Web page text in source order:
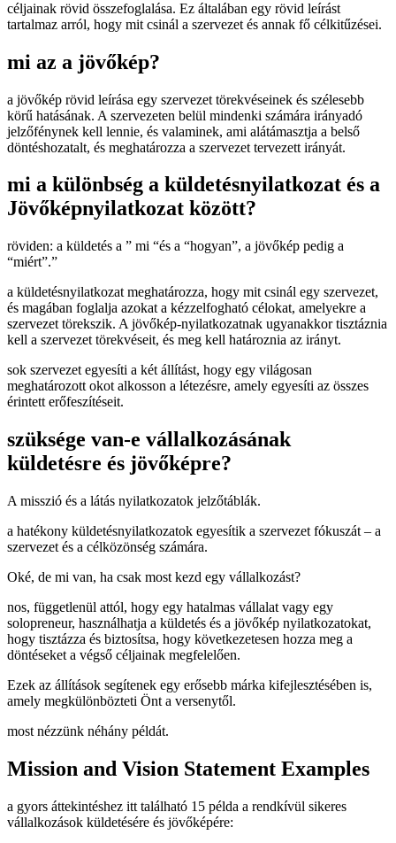
céljainak rövid összefoglalása. Ez általában egy rövid leírást
tartalmaz arról, hogy mit csinál a szervezet és annak fő célkitűzései.
mi az a jövőkép?
a jövőkép rövid leírása egy szervezet törekvéseinek és szélesebb
körű hatásának. A szervezeten belül mindenki számára irányadó
jelzőfénynek kell lennie, és valaminek, ami alátámasztja a belső
döntéshozatalt, és meghatározza a szervezet tervezett irányát.
mi a különbség a küldetésnyilatkozat és a
Jövőképnyilatkozat között?
röviden: a küldetés a ” mi “és a “hogyan”, a jövőkép pedig a
“miért”.”
a küldetésnyilatkozat meghatározza, hogy mit csinál egy szervezet,
és magában foglalja azokat a kézzelfogható célokat, amelyekre a
szervezet törekszik. A jövőkép-nyilatkozatnak ugyanakkor tisztáznia
kell a szervezet törekvéseit, és meg kell határoznia az irányt.
sok szervezet egyesíti a két állítást, hogy egy világosan
meghatározott okot alkosson a létezésre, amely egyesíti az összes
érintett erőfeszítéseit.
szüksége van-e vállalkozásának
küldetésre és jövőképre?
A misszió és a látás nyilatkozatok jelzőtáblák.
a hatékony küldetésnyilatkozatok egyesítik a szervezet fókuszát – a
szervezet és a célközönség számára.
Oké, de mi van, ha csak most kezd egy vállalkozást?
nos, függetlenül attól, hogy egy hatalmas vállalat vagy egy
solopreneur, használhatja a küldetés és a jövőkép nyilatkozatokat,
hogy tisztázza és biztosítsa, hogy következetesen hozza meg a
döntéseket a végső céljainak megfelelően.
Ezek az állítások segítenek egy erősebb márka kifejlesztésében is,
amely megkülönbözteti Önt a versenytől.
most nézzünk néhány példát.
Mission and Vision Statement Examples
a gyors áttekintéshez itt található 15 példa a rendkívül sikeres
vállalkozások küldetésére és jövőképére: